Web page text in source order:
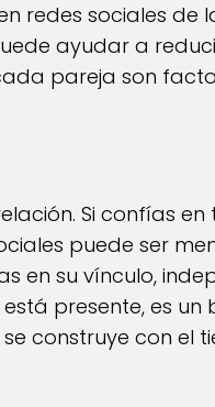
redes sociales de
ayudar a
pareja son
Si confías
puede ser
en su vínculo,
presente, es
construye con el